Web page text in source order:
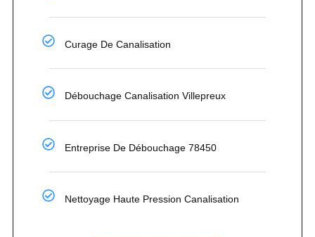
Curage De Canalisation
Débouchage Canalisation Villepreux
Entreprise De Débouchage 78450
Nettoyage Haute Pression Canalisation